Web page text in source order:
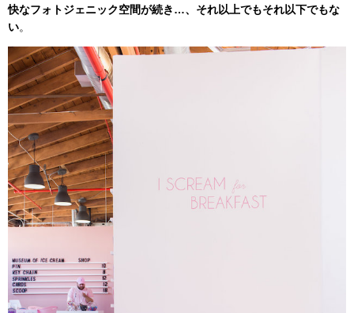
快なフォトジェニック空間が続き…、それ以上でもそれ以下でもな
い。